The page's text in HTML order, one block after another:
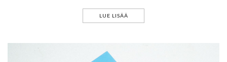
LUE LISÄÄ